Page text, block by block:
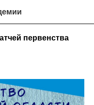
первенства